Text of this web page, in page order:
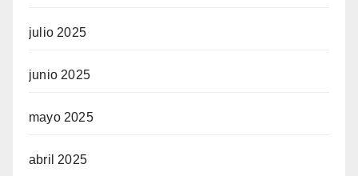
julio 2025
junio 2025
mayo 2025
abril 2025